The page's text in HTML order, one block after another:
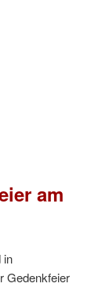
am
in
Gedenkfeier